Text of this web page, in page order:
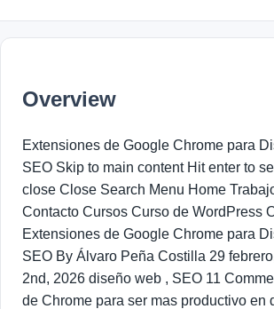
Overview
Extensiones de Google Chrome para
SEO Skip to main content Hit enter to
close Close Search Menu Home
Contacto Cursos Curso de WordPress
Extensiones de Google Chrome para
SEO By Álvaro Peña Costilla 29
2nd, 2026 diseño web , SEO 11
de Chrome para ser mas productivo en